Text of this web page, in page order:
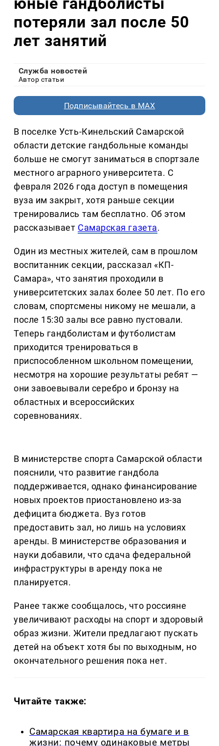
потеряли зал после 50
лет занятий
Служба новостей
Автор статьи
Подписывайтесь в MAX
В поселке Усть-Кинельский Самарской
области детские гандбольные команды
больше не смогут заниматься в спортзале
местного аграрного университета. С
февраля 2026 года доступ в помещения
вуза им закрыт, хотя раньше секции
тренировались там бесплатно. Об этом
рассказывает Самарская газета.
Один из местных жителей, сам в прошлом
воспитанник секции, рассказал «КП-
Самара», что занятия проходили в
университетских залах более 50 лет. По его
словам, спортсмены никому не мешали, а
после 15:30 залы все равно пустовали.
Теперь гандболистам и футболистам
приходится тренироваться в
приспособленном школьном помещении,
несмотря на хорошие результаты ребят —
они завоевывали серебро и бронзу на
областных и всероссийских
соревнованиях.
В министерстве спорта Самарской области
пояснили, что развитие гандбола
поддерживается, однако финансирование
новых проектов приостановлено из-за
дефицита бюджета. Вуз готов
предоставить зал, но лишь на условиях
аренды. В министерстве образования и
науки добавили, что сдача федеральной
инфраструктуры в аренду пока не
планируется.
Ранее также сообщалось, что россияне
увеличивают расходы на спорт и здоровый
образ жизни. Жители предлагают пускать
детей на объект хотя бы по выходным, но
окончательного решения пока нет.
Читайте также:
Самарская квартира на бумаге и в
жизни: почему одинаковые метры